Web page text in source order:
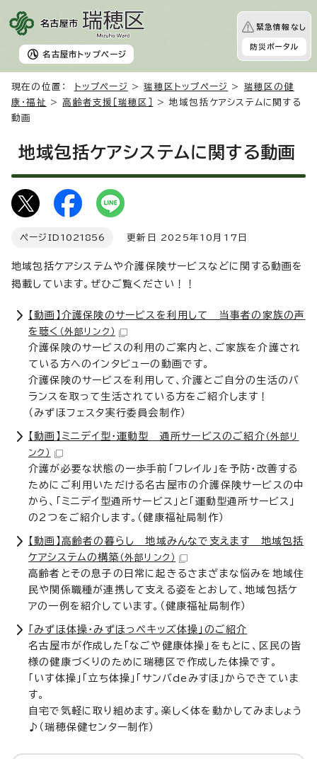
名古屋市 トップページ
緊急情報なし
防災ポータル
現在の位置： トップページ >瑞穂区トップページ > 瑞穂区の健
康・福祉
> 高齢者支援［瑞穂区］
> 地域包括ケアシステムに関する
動画
地域包括ケアシステムに関する動画
ページID 1021856 更新日 2025年10月17日
地域包括ケアシステムや介護保険サービスなどに関する動画を
掲載しています。ぜひご覧ください！！
【動画】介護保険のサービスを利用して 当事者の家族の声
を聴く （外部リンク）
介護保険のサービスの利用のご案内と、ご家族を介護され
ている方へのインタビューの動画です。
介護保険のサービスを利用して、介護とご自分の生活のバ
ランスを取って生活されている方をご紹介します！
（みずほフェスタ実行委員会制作）
【動画】ミニデイ型・運動型 通所サービスのご紹介 （外部リ
ンク）
介護が必要な状態の一歩手前「フレイル」を予防・改善する
ためにご利用いただける名古屋市の介護保険サービスの中
から、「ミニデイ型通所サービス」と「運動型通所サービス」
の2つをご紹介します。（健康福祉局制作）
【動画】高齢者の暮らし 地域みんなで支えます 地域包括
ケアシステムの構築 （外部リンク）
高齢者とその息子の日常に起きるさまざまな悩みを地域住
民や関係職種が連携して支える姿をとおして、地域包括ケ
アの一例を紹介しています。（健康福祉局制作）
「みずほ体操・みずほっぺキッズ体操」のご紹介
名古屋市が作成した「なごや健康体操」をもとに、区民の皆
様の健康づくりのために瑞穂区で作成した体操です。
「いす体操」「立ち体操」「サンバdeみすほ」からできていま
す。
自宅で気軽に取り組めます。楽しく体を動かしてみましょう
♪（瑞穂保健センター制作）